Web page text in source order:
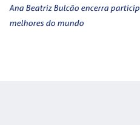
Ana Beatriz Bulcão encerra
melhores do mundo